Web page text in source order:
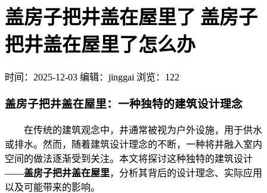
盖房子把井盖在屋里了 盖房子
把井盖在屋里了怎么办
时间： 2025-12-03 编辑：jinggai 浏览：122
盖房子把井盖在屋里：一种独特的建筑设计理念
在传统的建筑观念中，井通常被视为户外设施，用于供水
或排水。然而，随着建筑设计理念的不断，一种将井融入室内
空间的做法逐渐受到关注。本文将探讨这种独特的建筑设计
——盖房子把井盖在屋里，分析其背后的设计理念、实际应用
以及可能带来的影响。